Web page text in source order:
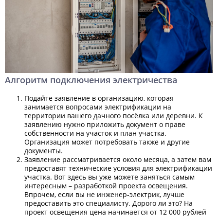
Алгоритм подключения электричества
Подайте заявление в организацию, которая
занимается вопросами электрификации на
территории вашего дачного посёлка или деревни. К
заявлению нужно приложить документ о праве
собственности на участок и план участка.
Организация может потребовать также и другие
документы.
Заявление рассматривается около месяца, а затем вам
предоставят технические условия для электрификации
участка. Вот здесь вы уже можете заняться самым
интересным – разработкой проекта освещения.
Впрочем, если вы не инженер-электрик, лучше
предоставить это специалисту. Дорого ли это? На
проект освещения цена начинается от 12 000 рублей